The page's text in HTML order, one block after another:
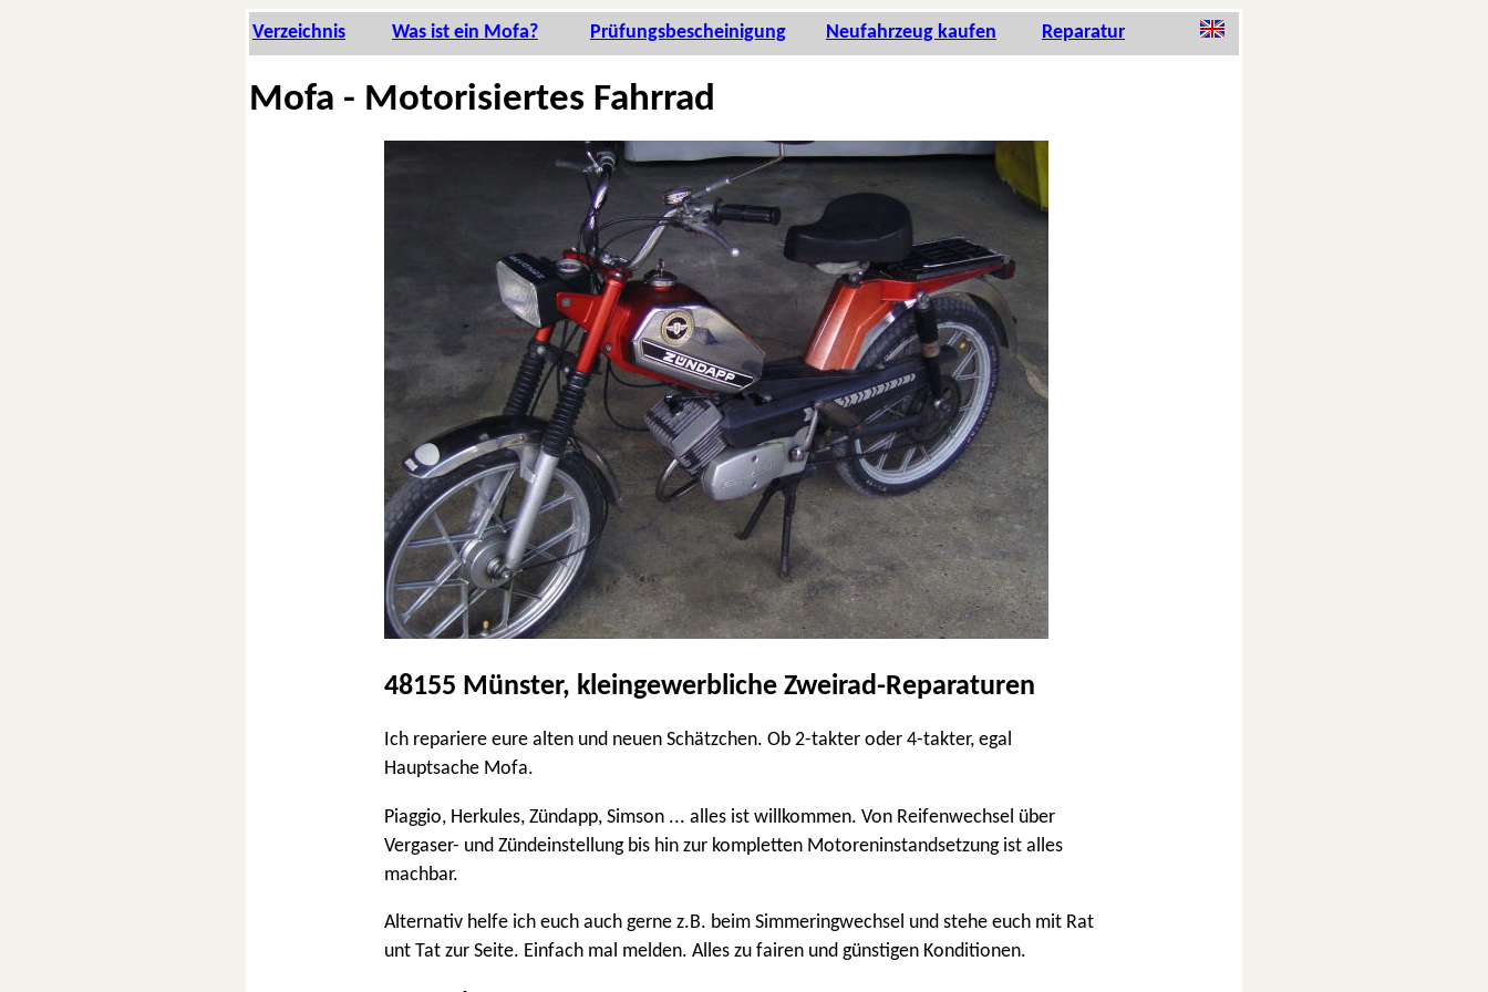
Ver­zeich­nis Was ist ein Mo­fa? Prü­fungs­be­schei­ni­gung Neu­fahr­zeug kau­fen Re­pa­ra­tur
Mo­fa - Mo­to­ri­sier­tes Fa­hr­rad
48155 Münster, kleingewerbliche Zweirad-Reparaturen
Ich repariere eure alten und neuen Schätzchen. Ob 2-takter oder 4-takter, egal
Hauptsache Mofa.
Piaggio, Herkules, Zündapp, Simson ... alles ist willkommen. Von Reifenwechsel über
Vergaser- und Zündeinstellung bis hin zur kompletten Motoreninstandsetzung ist alles
machbar.
Alternativ helfe ich euch auch gerne z.B. beim Simmeringwechsel und stehe euch mit Rat
unt Tat zur Seite. Einfach mal melden. Alles zu fairen und günstigen Konditionen.